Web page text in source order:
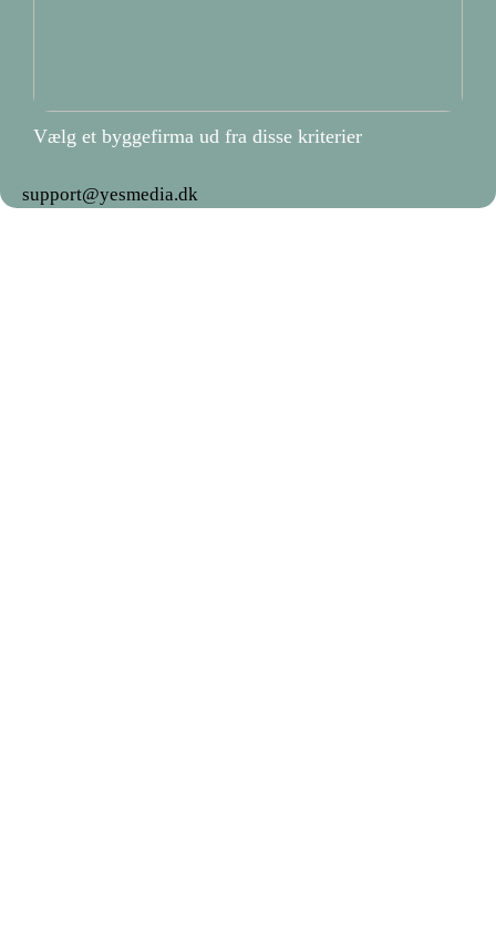
Vælg et byggefirma ud fra disse kriterier
support@yesmedia.dk